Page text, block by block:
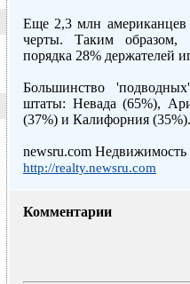
Еще 2,3 млн американцев
черты. Таким образом,
порядка 28% держателей
Большинство
штаты: Невада (65%),
(37%) и Калифорния (35%).
newsru.com Недвижимость
http://realty.newsru.com
Комментарии